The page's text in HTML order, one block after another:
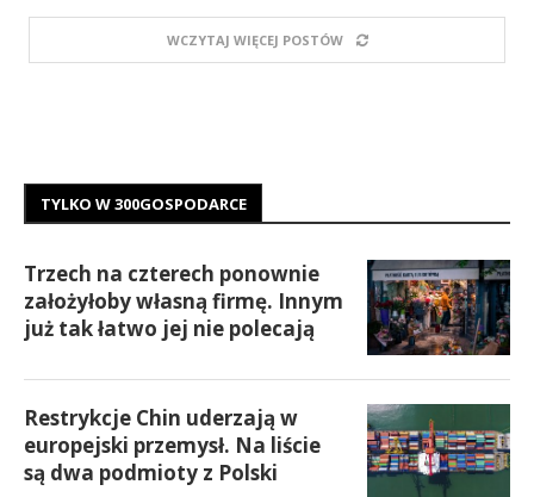
WCZYTAJ WIĘCEJ POSTÓW
TYLKO W 300GOSPODARCE
Trzech na czterech ponownie
założyłoby własną firmę. Innym
już tak łatwo jej nie polecają
Restrykcje Chin uderzają w
europejski przemysł. Na liście
są dwa podmioty z Polski